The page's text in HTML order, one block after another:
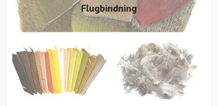
Flugbindning